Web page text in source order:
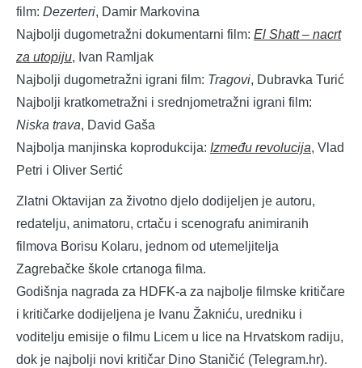
film: Dezerteri, Damir Markovina
Najbolji dugometražni dokumentarni film: El Shatt – nacrt
za utopiju, Ivan Ramljak
Najbolji dugometražni igrani film: Tragovi, Dubravka Turić
Najbolji kratkometražni i srednjometražni igrani film:
Niska trava, David Gaša
Najbolja manjinska koprodukcija: Između revolucija, Vlad
Petri i Oliver Sertić
Zlatni Oktavijan za životno djelo dodijeljen je autoru,
redatelju, animatoru, crtaču i scenografu animiranih
filmova Borisu Kolaru, jednom od utemeljitelja
Zagrebačke škole crtanoga filma.
Godišnja nagrada za HDFK-a za najbolje filmske kritičare
i kritičarke dodijeljena je Ivanu Žakniću, uredniku i
voditelju emisije o filmu Licem u lice na Hrvatskom radiju,
dok je najbolji novi kritičar Dino Staničić (Telegram.hr).